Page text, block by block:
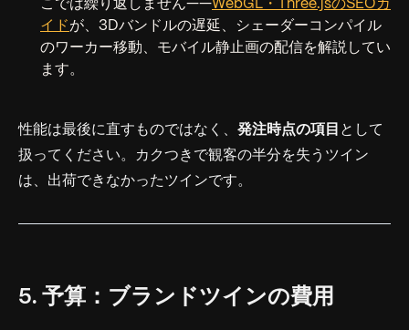
こでは繰り返しません——WebGL・Three.jsのSEOガ
イド が、3Dバンドルの遅延、シェーダーコンパイル
のワーカー移動、モバイル静止画の配信を解説してい
ます。
性能は最後に直すものではなく、 発注時点の項目 として
扱ってください。カクつきで観客の半分を失うツイン
は、出荷できなかったツインです。
5. 予算：ブランドツインの費用